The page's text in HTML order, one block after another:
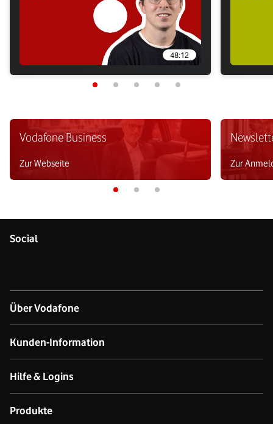
48:12
Vodafone Business
Zur Webseite Zur
Social
Über Vodafone
Über das Unternehmen
Netzabdeckung Mobilfunk
Kunden-Information
Kontakt für Geschäftskund:innen
Hilfe & Logins
Produkt- & technischer Support
Produkte